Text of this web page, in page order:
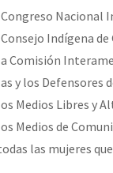
– 20 julio]
a Terra do
Nacional
Indígena
Comisión
y los Defensores
Medios Libres y
Medios de
las mujeres